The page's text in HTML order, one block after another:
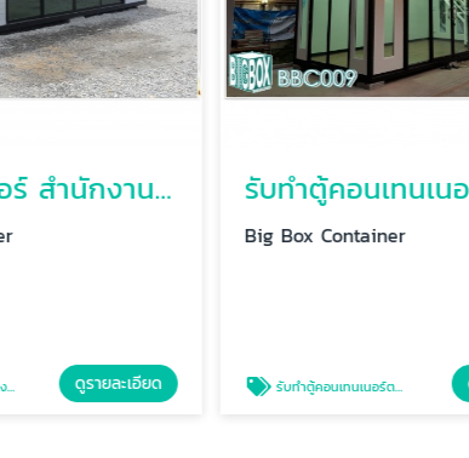
ตู้คอนเทนเนอร์ สำนักงานเคลื่อนที่
ดูรายละเอียด
รับทำตู้คอนเทนเน
Big Box Container
รับทำตู้คอนเทนเนอร์ตามสั่ง